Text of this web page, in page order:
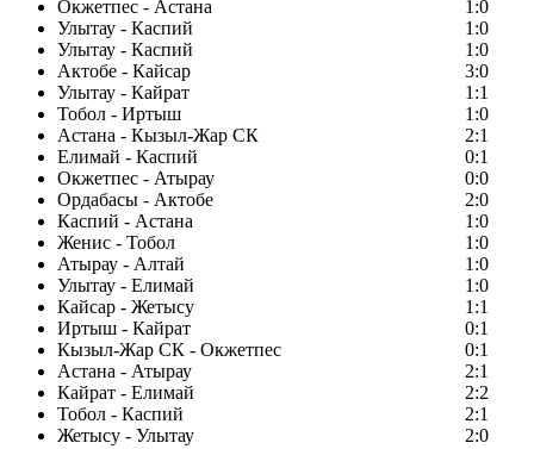
Окжетпес - Астана
1:0
Улытау - Каспий
1:0
Улытау - Каспий
1:0
Актобе - Кайсар
3:0
Улытау - Кайрат
1:1
Тобол - Иртыш
1:0
Астана - Кызыл-Жар СК
2:1
Елимай - Каспий
0:1
Окжетпес - Атырау
0:0
Ордабасы - Актобе
2:0
Каспий - Астана
1:0
Женис - Тобол
1:0
Атырау - Алтай
1:0
Улытау - Елимай
1:0
Кайсар - Жетысу
1:1
Иртыш - Кайрат
0:1
Кызыл-Жар СК - Окжетпес
0:1
Астана - Атырау
2:1
Кайрат - Елимай
2:2
Тобол - Каспий
2:1
Жетысу - Улытау
2:0